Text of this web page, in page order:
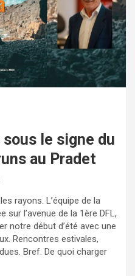
le signe du
au Pradet
rayons. L’équipe de la
sur l’avenue de la 1ère DFL,
notre début d’été avec une
Rencontres estivales,
Bref. De quoi charger